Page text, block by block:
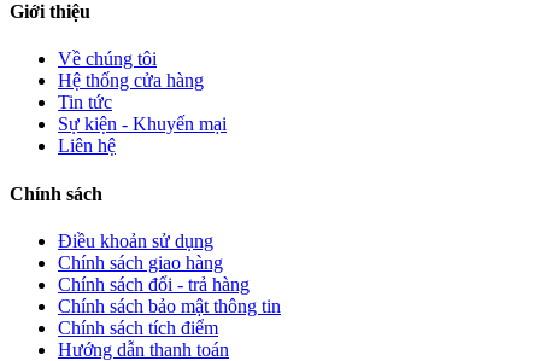
Giới thiệu
Về chúng tôi
Hệ thống cửa hàng
Tin tức
Sự kiện - Khuyến mại
Liên hệ
Chính sách
Điều khoản sử dụng
Chính sách giao hàng
Chính sách đổi - trả hàng
Chính sách bảo mật thông tin
Chính sách tích điểm
Hướng dẫn thanh toán